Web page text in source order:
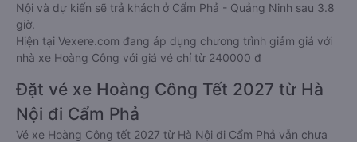
Nội và dự kiến sẽ trả khách ở Cẩm Phả - Quảng Ninh sau 3.8
giờ.
Hiện tại Vexere.com đang áp dụng chương trình giảm giá với
nhà xe Hoàng Công với giá vé chỉ từ 240000 đ
Đặt vé xe Hoàng Công Tết 2027 từ Hà
Nội đi Cẩm Phả
Vé xe Hoàng Công tết 2027 từ Hà Nội đi Cẩm Phả vẫn chưa